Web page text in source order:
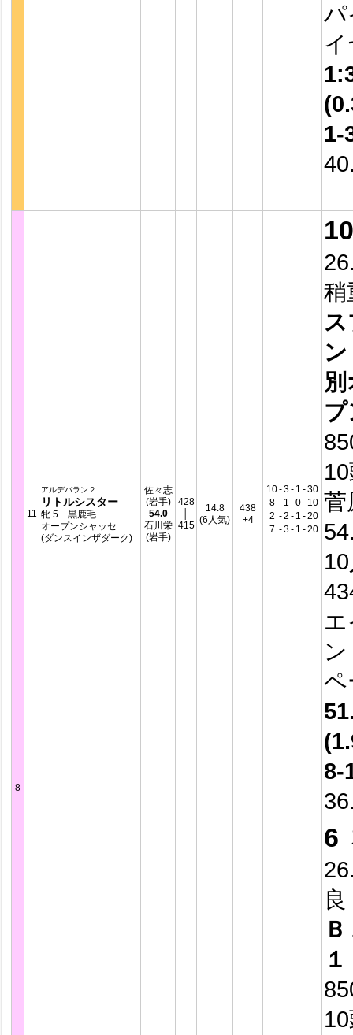
パ
1-
8
11
アルデバラン２
リトルシスター
牝 5 黒鹿毛
オープンシャッセ
(ダンスインザダーク)
佐々志
(岩手)
54.0
石川栄
(岩手)
428
415
14.8
(6人気)
438
+4
10-3- 1 -30
8 - 1 -0- 10
2 -2 - 1 -20
7 -3- 1 -20
10
稍
8-
6
良
１